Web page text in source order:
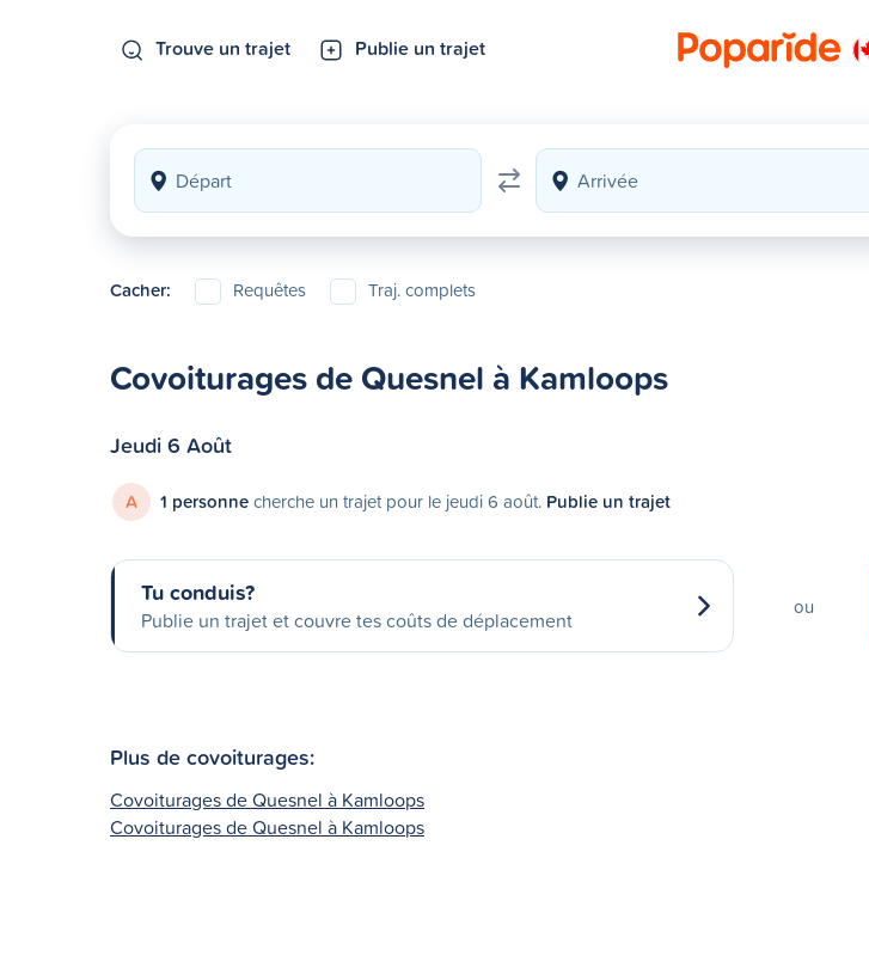
Trouve un trajet Publie un trajet
Cacher: Requêtes Traj. complets
Covoiturages de Quesnel à Kamloops
Jeudi 6 Août
A 1 personnecherche un trajet pour le jeudi 6 août. Publie un trajet
Tu conduis?
Publie un trajet et couvre tes coûts de déplacement
ou
Plus de covoiturages:
Covoiturages de Quesnel à Kamloops
Covoiturages de Quesnel à Kamloops